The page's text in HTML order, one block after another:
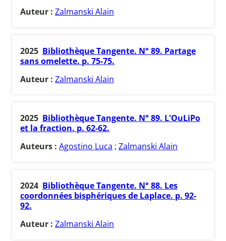
Auteur : Zalmanski Alain
2025 Bibliothèque Tangente. N° 89. Partage
sans omelette. p. 75-75.
Auteur : Zalmanski Alain
2025 Bibliothèque Tangente. N° 89. L'OuLiPo
et la fraction. p. 62-62.
Auteurs : Agostino Luca ; Zalmanski Alain
2024 Bibliothèque Tangente. N° 88. Les
coordonnées bisphériques de Laplace. p. 92-
92.
Auteur : Zalmanski Alain